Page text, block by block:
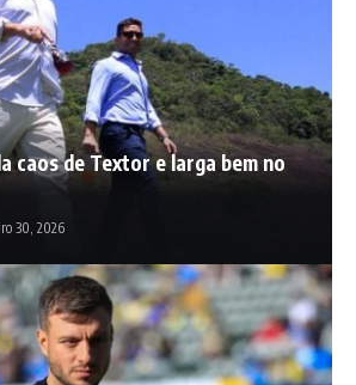
caos de Textor e larga bem no
30, 2026